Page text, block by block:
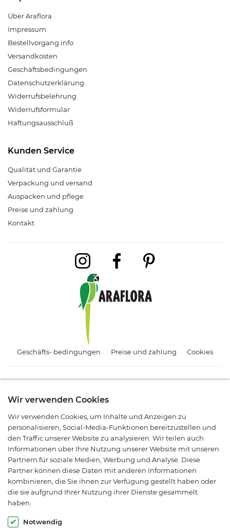
Über Araflora
Impressum
Bestellvorgang info
Versandkosten
Geschäftsbedingungen
Datenschutzerklärung
Widerrufsbelehrung
Widerrufsformular
Haftungsausschluß
Kunden Service
Qualität und Garantie
Verpackung und versand
Auspacken und pflege
Preise und zahlung
Kontakt
Geschäfts- bedingungen Preise und zahlung Cookies
und neue Produkte informiert.
Wir verwenden Cookies
Wir verwenden Cookies, um Inhalte und Anzeigen zu
personalisieren, Social-Media-Funktionen bereitzustellen und
den Traffic unserer Website zu analysieren. Wir teilen auch
Informationen über Ihre Nutzung unserer Website mit unseren
Partnern für soziale Medien, Werbung und Analyse. Diese
Partner können diese Daten mit anderen Informationen
kombinieren, die Sie ihnen zur Verfügung gestellt haben oder
die sie aufgrund Ihrer Nutzung ihrer Dienste gesammelt
haben.
Notwendig